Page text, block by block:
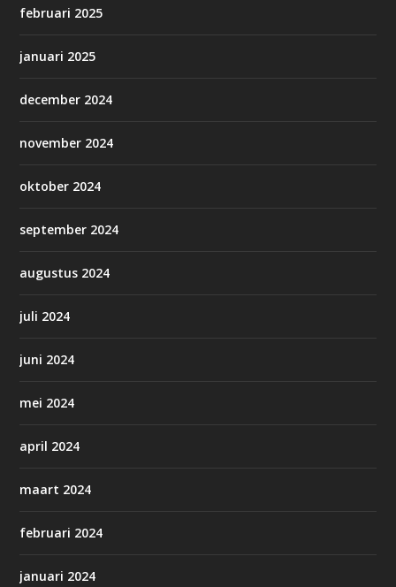
februari 2025
januari 2025
december 2024
november 2024
oktober 2024
september 2024
augustus 2024
juli 2024
juni 2024
mei 2024
april 2024
maart 2024
februari 2024
januari 2024